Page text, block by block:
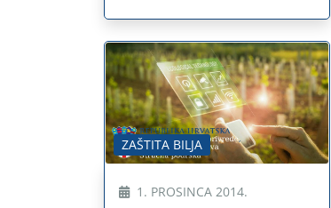
ZAŠTITA BILJA
1. PROSINCA 2014.